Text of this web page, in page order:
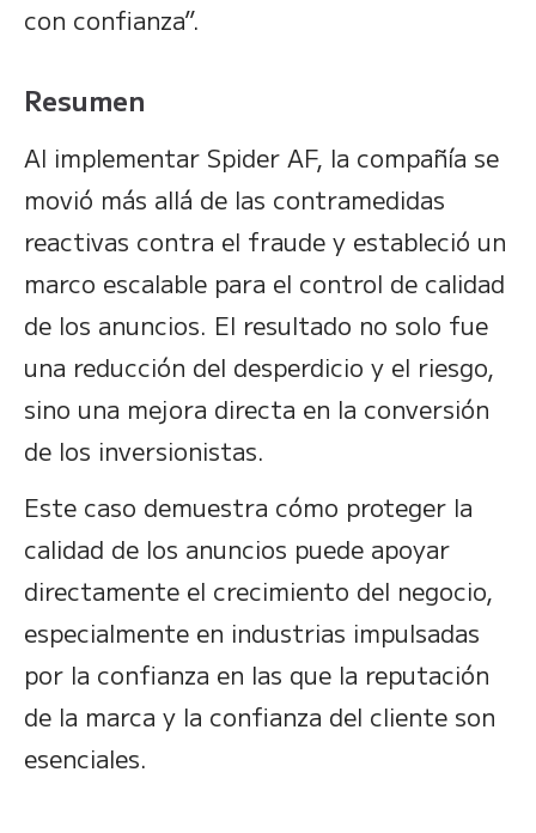
con confianza”.
Resumen
Al implementar Spider AF, la compañía se
movió más allá de las contramedidas
reactivas contra el fraude y estableció un
marco escalable para el control de calidad
de los anuncios. El resultado no solo fue
una reducción del desperdicio y el riesgo,
sino una mejora directa en la conversión
de los inversionistas.
Este caso demuestra cómo proteger la
calidad de los anuncios puede apoyar
directamente el crecimiento del negocio,
especialmente en industrias impulsadas
por la confianza en las que la reputación
de la marca y la confianza del cliente son
esenciales.